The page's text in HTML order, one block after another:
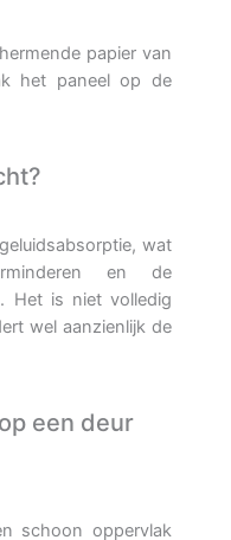
papier van
het paneel op de
wat
en de
Het is niet volledig
wel aanzienlijk de
een deur
schoon oppervlak